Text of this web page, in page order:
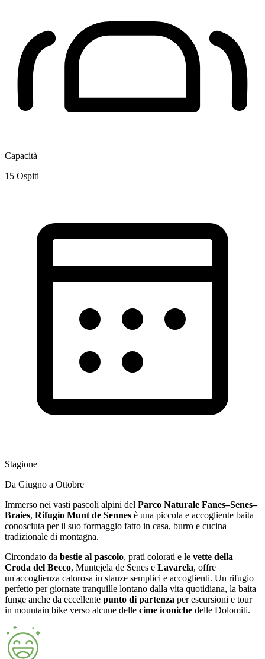
Capacità
15 Ospiti
Stagione
Da Giugno a Ottobre
Immerso nei vasti pascoli alpini del Parco Naturale Fanes–Senes–
Braies, Rifugio Munt de Sennes è una piccola e accogliente baita
conosciuta per il suo formaggio fatto in casa, burro e cucina
tradizionale di montagna.
Circondato da bestie al pascolo, prati colorati e le vette della
Croda del Becco, Muntejela de Senes e Lavarela, offre
un'accoglienza calorosa in stanze semplici e accoglienti. Un rifugio
perfetto per giornate tranquille lontano dalla vita quotidiana, la baita
funge anche da eccellente punto di partenza per escursioni e tour
in mountain bike verso alcune delle cime iconiche delle Dolomiti.